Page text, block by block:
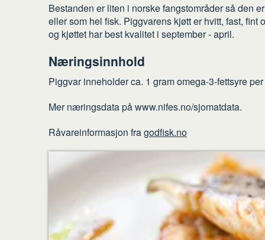
Bestanden er liten i norske fangstområder så den
eller som hel fisk. Piggvarens kjøtt er hvitt, fast,
og kjøttet har best kvalitet i september - april.
Næringsinnhold
Piggvar inneholder ca. 1 gram omega-3-fettsyre
Mer næringsdata på www.nifes.no/sjomatdata.
Råvareinformasjon fragodfisk.no